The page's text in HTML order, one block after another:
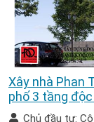
Xây nhà Phan
phố 3 tầng
Chủ đầu tư: